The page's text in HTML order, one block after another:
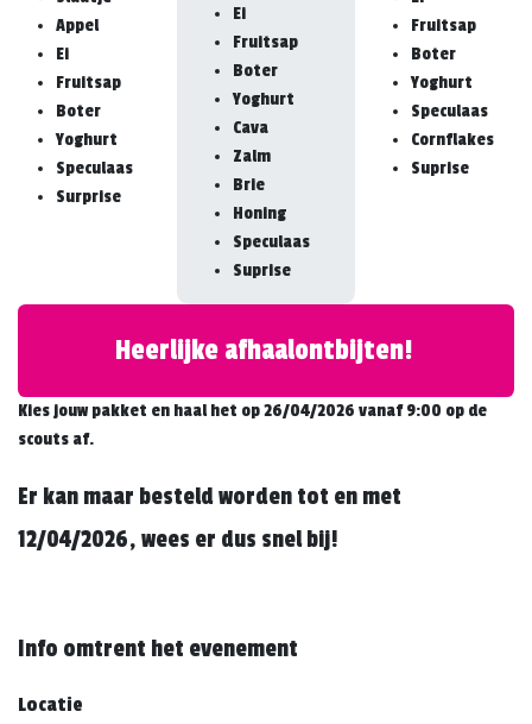
Heerlijke afhaalontbijten!
Kies jouw pakket en haal het op 26/04/2026 vanaf 9:00 op de
scouts af.
Er kan maar besteld worden tot en met
12/04/2026, wees er dus snel bij!
Appel
Ei
Fruitsap
Boter
Yoghurt
Speculaas
Surprise
Ei
Fruitsap
Boter
Yoghurt
Cava
Zalm
Brie
Honing
Speculaas
Suprise
Fruitsap
Boter
Yoghurt
Speculaas
Cornflakes
Suprise
Info omtrent het evenement
Locatie